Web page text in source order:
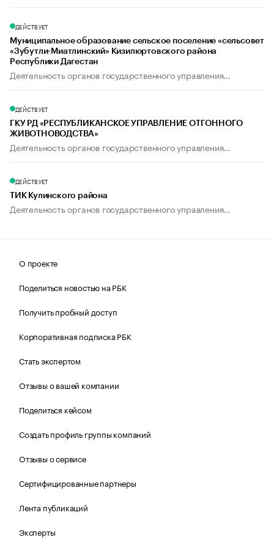
ДЕЙСТВУЕТ
Муниципальное образование сельское поселение «сельсовет
«Зубутли-Миатлинский» Кизилюртовского района
Республики Дагестан
Деятельность органов государственного управления...
ДЕЙСТВУЕТ
ГКУ РД «РЕСПУБЛИКАНСКОЕ УПРАВЛЕНИЕ ОТГОННОГО
ЖИВОТНОВОДСТВА»
Деятельность органов государственного управления...
ДЕЙСТВУЕТ
ТИК Кулинского района
Деятельность органов государственного управления...
О проекте
Поделиться новостью на РБК
Получить пробный доступ
Корпоративная подписка РБК
Стать экспертом
Отзывы о вашей компании
Поделиться кейсом
Создать профиль группы компаний
Отзывы о сервисе
Сертифицированные партнеры
Лента публикаций
Эксперты